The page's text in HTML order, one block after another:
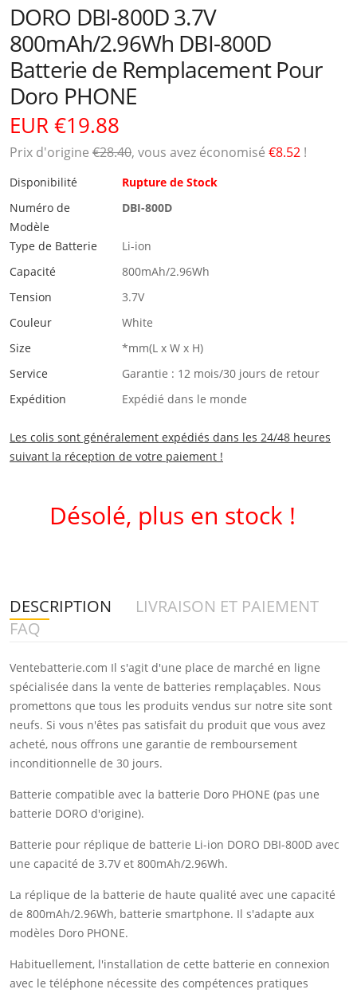
DORO DBI-800D 3.7V
800mAh/2.96Wh DBI-800D
Batterie de Remplacement Pour
Doro PHONE
EUR €19.88
Prix ​​d'origine €28.40, vous avez économisé €8.52 !
Disponibilité
Rupture de Stock
Numéro de
Modèle
DBI-800D
Type de Batterie
Li-ion
Capacité
800mAh/2.96Wh
Tension
3.7V
Couleur
White
Size
*mm(L x W x H)
Service
Garantie : 12 mois/30 jours de retour
Expédition
Expédié dans le monde
Les colis sont généralement expédiés dans les 24/48 heures
suivant la réception de votre paiement !
Désolé, plus en stock !
DESCRIPTION
LIVRAISON ET PAIEMENT
FAQ
Ventebatterie.com Il s'agit d'une place de marché en ligne
spécialisée dans la vente de batteries remplaçables. Nous
promettons que tous les produits vendus sur notre site sont
neufs. Si vous n'êtes pas satisfait du produit que vous avez
acheté, nous offrons une garantie de remboursement
inconditionnelle de 30 jours.
Batterie compatible avec la batterie Doro PHONE (pas une
batterie DORO d'origine).
Batterie pour réplique de batterie Li-ion DORO DBI-800D avec
une capacité de 3.7V et 800mAh/2.96Wh.
La réplique de la batterie de haute qualité avec une capacité
de 800mAh/2.96Wh, batterie smartphone. Il s'adapte aux
modèles Doro PHONE.
Habituellement, l'installation de cette batterie en connexion
avec le téléphone nécessite des compétences pratiques